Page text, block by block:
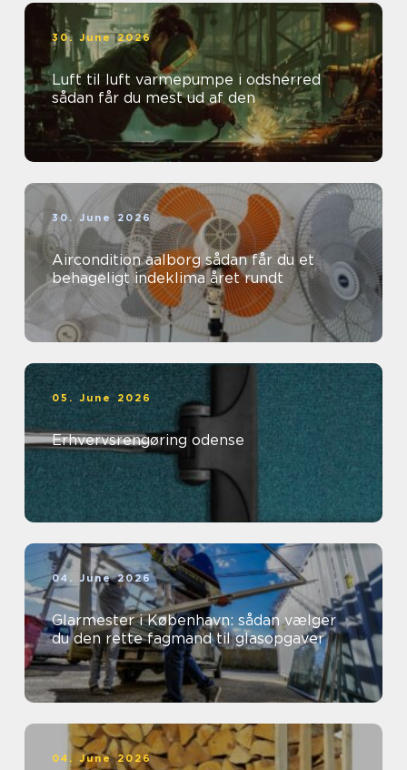
30. June 2026
Luft til luft varmepumpe i odsherred
sådan får du mest ud af den
30. June 2026
Aircondition aalborg sådan får du et
behageligt indeklima året rundt
05. June 2026
Erhvervsrengøring odense
04. June 2026
Glarmester i København: sådan vælger
du den rette fagmand til glasopgaver
04. June 2026